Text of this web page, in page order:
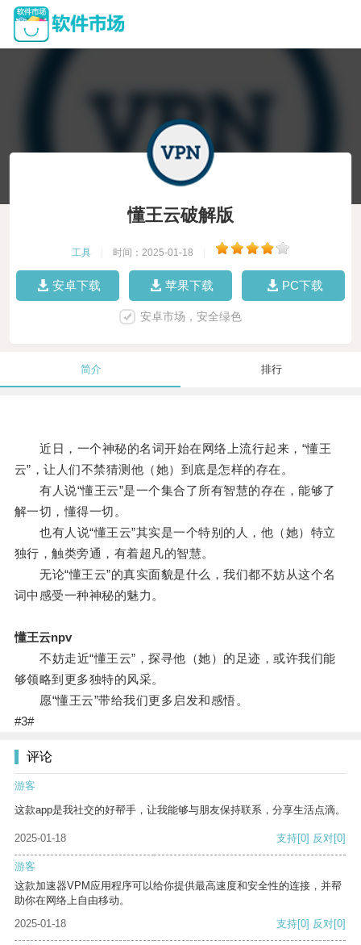
懂王云破解版
工具 时间：2025-01-18
安卓下载 苹果下载 PC下载
安卓市场，安全绿色
简介 排行
近日，一个神秘的名词开始在网络上流行起来，“懂王
云”，让人们不禁猜测他（她）到底是怎样的存在。
有人说“懂王云”是一个集合了所有智慧的存在，能够了
解一切，懂得一切。
也有人说“懂王云”其实是一个特别的人，他（她）特立
独行，触类旁通，有着超凡的智慧。
无论“懂王云”的真实面貌是什么，我们都不妨从这个名
词中感受一种神秘的魅力。
懂王云npv
不妨走近“懂王云”，探寻他（她）的足迹，或许我们能
够领略到更多独特的风采。
愿“懂王云”带给我们更多启发和感悟。
#3#
评论
游客
这款app是我社交的好帮手，让我能够与朋友保持联系，分享生活点滴。
2025-01-18 支持[0] 反对[0]
游客
这款加速器VPM应用程序可以给你提供最高速度和安全性的连接，并帮
助你在网络上自由移动。
2025-01-18
支持[0] 反对[0]